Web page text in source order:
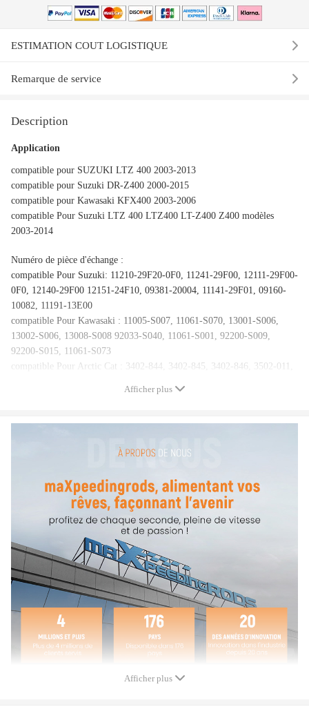
ESTIMATION COUT LOGISTIQUE
Remarque de service
Description
Application
compatible pour SUZUKI LTZ 400 2003-2013
compatible pour Suzuki DR-Z400 2000-2015
compatible pour Kawasaki KFX400 2003-2006
compatible Pour Suzuki LTZ 400 LTZ400 LT-Z400 Z400 modèles
2003-2014
Numéro de pièce d'échange :
compatible Pour Suzuki: 11210-29F20-0F0, 11241-29F00, 12111-29F00-
0F0, 12140-29F00 12151-24F10, 09381-20004, 11141-29F01, 09160-
10082, 11191-13E00
compatible Pour Kawasaki : 11005-S007, 11061-S070, 13001-S006,
13002-S006, 13008-S008 92033-S040, 11061-S001, 92200-S009,
92200-S015, 11061-S073
compatible Pour Arctic Cat : 3402-844, 3402-845, 3402-846, 3502-011,
11191-13E00, 11191 13E00, 1119113E00
12140-29F00, 12140 29F00, 1214029F00
11210-29F20-0F0, 11210 29F20 0F0, 1121029F200F0
12111-29F00-0F0, 12111 29F00 0F0, 1211129F000F0
09160-10082, 09160 10082, 0916010082
11141-29F01, 11141 29F01, 1114129F01
12151-24F10, 12151 24F10, 1215124F10
09381-20004, 09381 20004, 0938120004
(Veuillez vérifier l'ajustement)
Spécifications
Segments de piston：85.5mm/84.5mm/86.8mm
Kit complet de cylindres Big Bore 435cc
Afficher plus
Afficher plus